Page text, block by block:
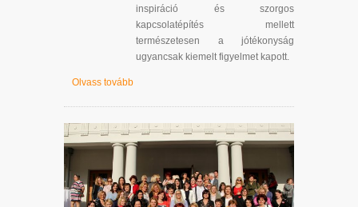
inspiráció és szorgos
kapcsolatépítés mellett
természetesen a jótékonyság
ugyancsak kiemelt figyelmet kapott.
Olvass tovább